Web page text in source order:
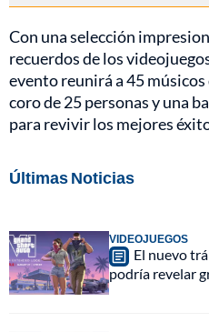
Con una selección
recuerdos de los
evento reunirá a 45
coro de 25 personas y una
para revivir los mejores
Últimas Noticias
VIDEOJUEGOS
El nuevo
podría revelar